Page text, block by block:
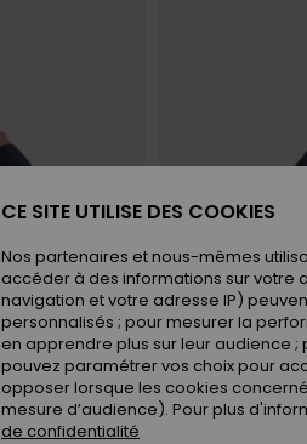
CE SITE UTILISE DES COOKIES
Nos partenaires et nous-mêmes
accéder à des informations sur votre
navigation et votre adresse IP)
personnalisés ; pour mesurer la
en apprendre plus sur leur audience
pouvez paramétrer vos choix pour
opposer lorsque les cookies
mesure d’audience). Pour plus
de confidentialité